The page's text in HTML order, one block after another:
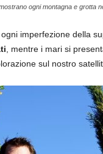
ogni montagna e grotta
imperfezione della
, mentre i mari si
sul nostro